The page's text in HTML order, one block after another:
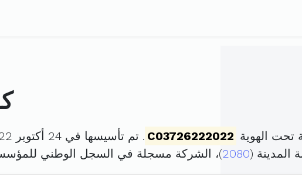
الهوية C03726222022 . تم تأسيسها في 24 أكتوبر 2022 برأس مال قدره
2080)، الشركة مسجلة في السجل الوطني